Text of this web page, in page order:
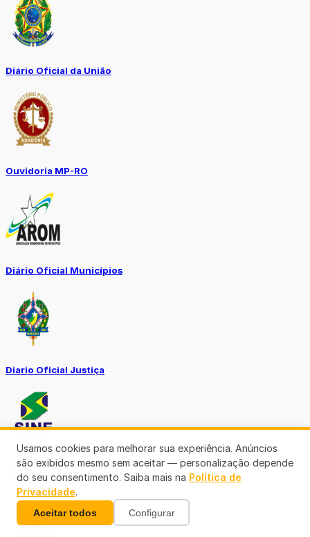
Diário Oficial da União
Ouvidoria MP-RO
Diário Oficial Municípios
Diario Oficial Justiça
SINE Municipal
Usamos cookies para melhorar sua experiência. Anúncios
são exibidos mesmo sem aceitar — personalização depende
do seu consentimento. Saiba mais na Política de
Privacidade.
Aceitar todos Configurar